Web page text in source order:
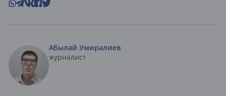
Абылай Умиралиев
журналист